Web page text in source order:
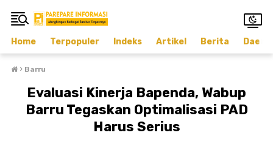
Home Terpopuler Indeks Artikel Berita
› Barru
Evaluasi Kinerja Bapenda, Wabup
Barru Tegaskan Optimalisasi PAD
Harus Serius